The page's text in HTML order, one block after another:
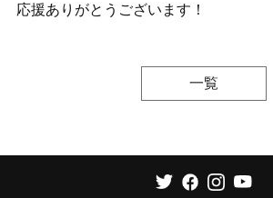
応援ありがとうございます！
一覧